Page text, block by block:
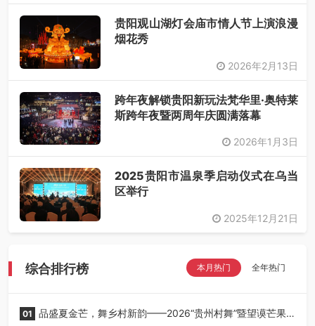
贵阳观山湖灯会庙市情人节上演浪漫
烟花秀
2026年2月13日
跨年夜解锁贵阳新玩法梵华里·奥特莱
斯跨年夜暨两周年庆圆满落幕
2026年1月3日
2025贵阳市温泉季启动仪式在乌当
区举行
2025年12月21日
综合排行榜 本月热门 全年热门
01 品盛夏金芒，舞乡村新韵——2026“贵州村舞”暨望谟芒果